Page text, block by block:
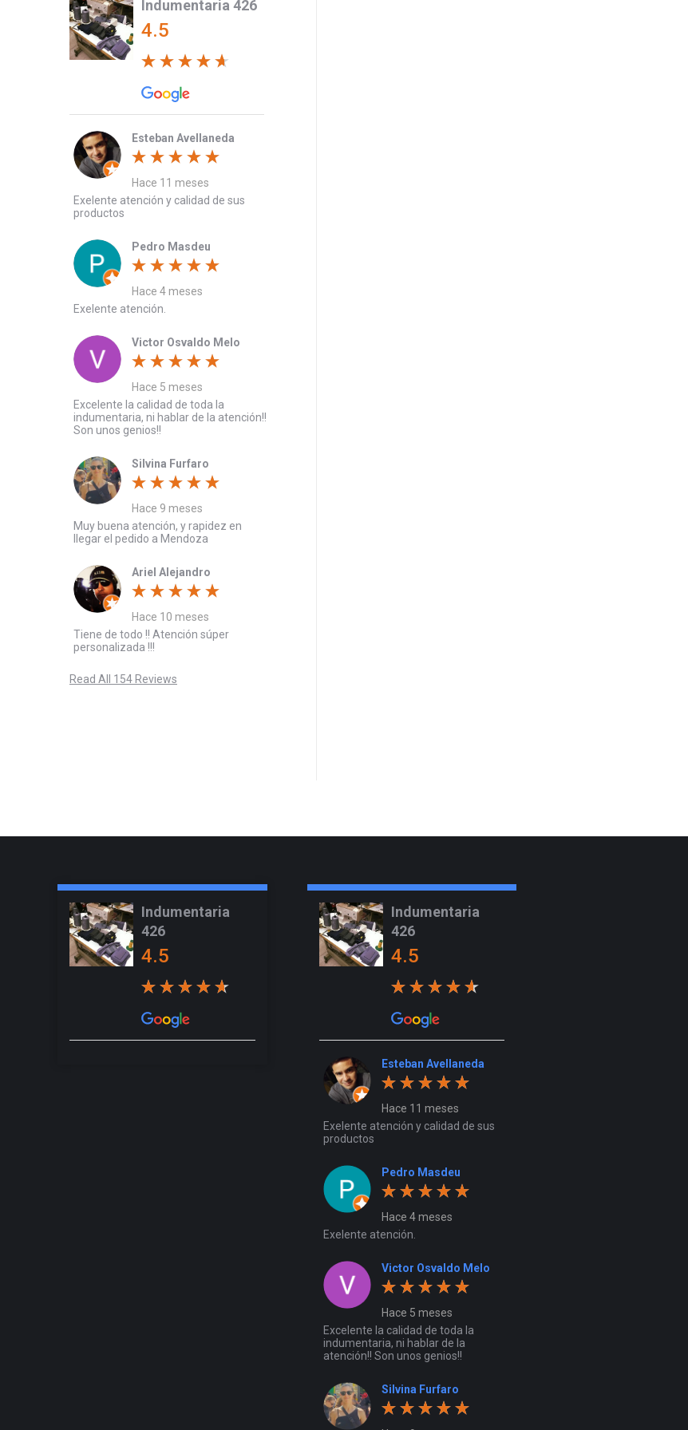
Indumentaria 426
4.5
Esteban Avellaneda
Hace 11 meses
Exelente atención y calidad de sus
productos
Pedro Masdeu
Hace 4 meses
Exelente atención.
Victor Osvaldo Melo
Hace 5 meses
Excelente la calidad de toda la
indumentaria, ni hablar de la atención!!
Son unos genios!!
Silvina Furfaro
Hace 9 meses
Muy buena atención, y rapidez en
llegar el pedido a Mendoza
Ariel Alejandro
Hace 10 meses
Tiene de todo !! Atención súper
personalizada !!!
Read All 154 Reviews
Indumentaria
426
4.5
Indumentaria
426
4.5
Esteban Avellaneda
Hace 11 meses
Exelente atención y calidad de sus
productos
Pedro Masdeu
Hace 4 meses
Exelente atención.
Victor Osvaldo Melo
Hace 5 meses
Excelente la calidad de toda la
indumentaria, ni hablar de la
atención!! Son unos genios!!
Silvina Furfaro